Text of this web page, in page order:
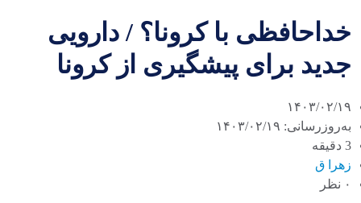
خداحافظی با کرونا؟ / دارویی
جدید برای پیشگیری از کرونا
۱۴۰۳/۰۲/۱۹
به‌روزرسانی: ۱۴۰۳/۰۲/۱۹
3 دقیقه
زهرا ق
۰ نظر